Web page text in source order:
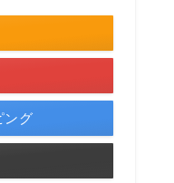
ング